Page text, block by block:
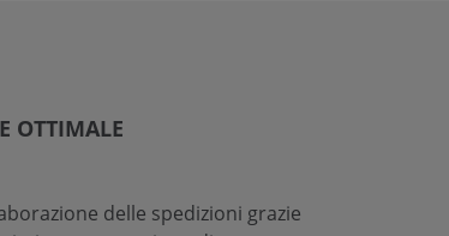
OTTIMALE
delle spedizioni grazie